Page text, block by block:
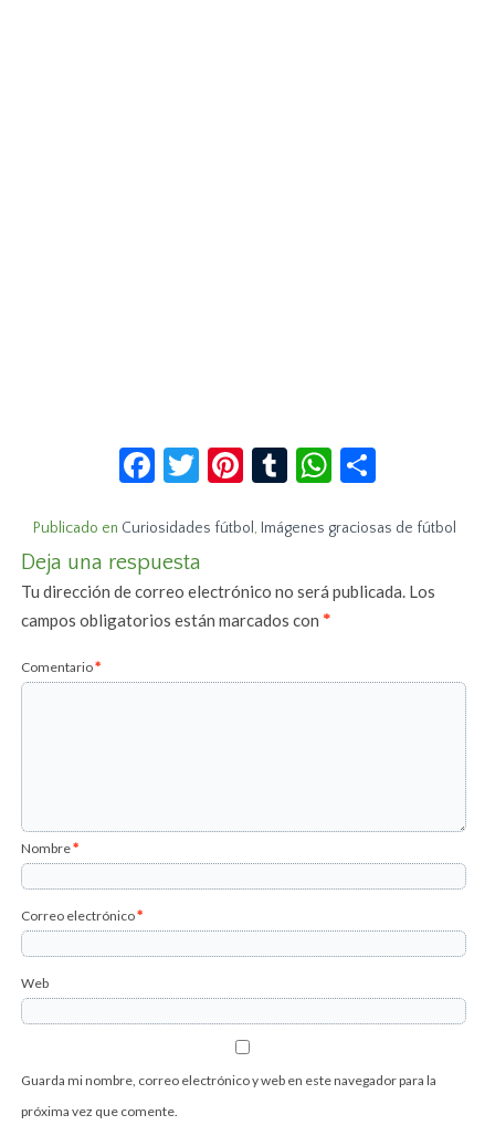
Facebook
Twitter
Pinterest
TumblrWhatsApp
Publicado en Curiosidades fútbol, Imágenes graciosas de fútbol
Deja una respuesta
Tu dirección de correo electrónico no será publicada. Los
campos obligatorios están marcados con*
Comentario*
Nombre*
Correo electrónico*
Web
Guarda mi nombre, correo electrónico y web en este navegador para la
próxima vez que comente.